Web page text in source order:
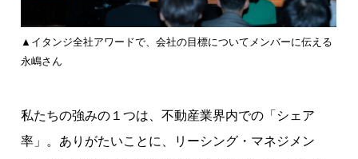
▲イタンジ全社アワードで、会社の目標についてメンバーに伝える
永嶋さん
私たちの強みの１つは、不動産業界内での「シェア
率」。ありがたいことに、リーシング・マネジメン